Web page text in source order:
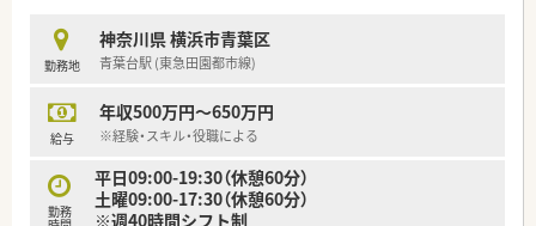
しており、成長意欲を持って業務に取り組める方です。
【法人特徴について】
米型のドラッグストアを日本でいち早く展開しています。
■大手総合商社の100パーセント出資という盤石な経営基盤が
■首都圏を中心とした地域密着型の店舗展開を行っており、原則
として転居を伴う転勤がないため腰を据えて働けます。
勤務地
神奈川県 横浜市青葉区
青葉台駅 (東急田園都市線)
給与
年収500万円～650万円
※経験・スキル・役職による
勤務
平日09:00-19:30（休憩60分）
土曜09:00-17:30（休憩60分）
※週40時間シフト制